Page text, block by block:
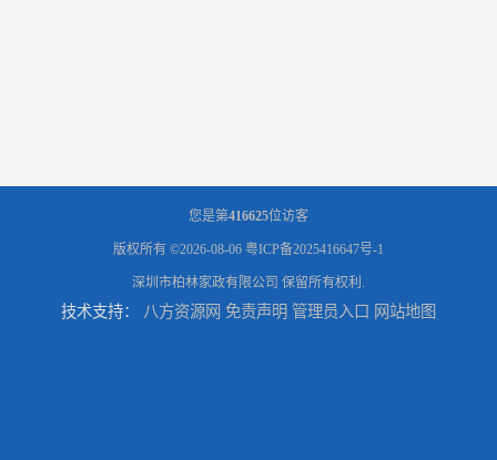
您是第416625位访客
版权所有 ©2026-08-06 粤ICP备2025416647号-1
深圳市柏林家政有限公司 保留所有权利.
技术支持： 八方资源网 免责声明 管理员入口 网站地图